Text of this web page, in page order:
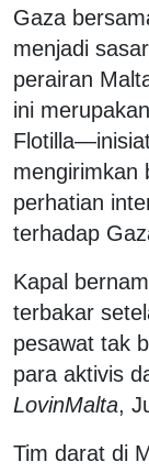
Gaza
menjadi
perairan
ini
mengirimkan
perhatian
terhadap
Kapal
terbakar
pesawat tak
para aktivis
LovinMalta,
Tim darat di